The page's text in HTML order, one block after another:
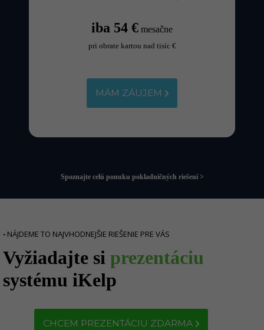
iba 54 € mesačne
pri obrate kartou nad tisíc €
MÁM ZÁUJEM
Spoznajte celú ponuku pokladničných riešení >
- NÁJDEME TO NAJVHODNEJŠIE RIEŠENIE PRE VÁS
Vyžiadajte si prezentáciu
systému iKelp
CHCEM PREZENTÁCIU ZDARMA